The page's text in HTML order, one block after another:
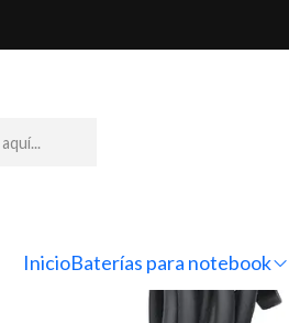
InicioBaterías para notebook